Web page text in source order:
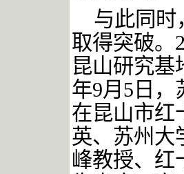
与此同时
取得突破。
昆山研究基
年9月5日
在昆山市红
英、苏州大
峰教授、红